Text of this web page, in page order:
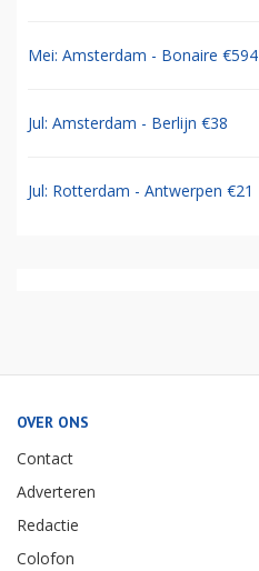
Mei: Amsterdam - Bonaire €594
Jul: Amsterdam - Berlijn €38
Jul: Rotterdam - Antwerpen €21
OVER ONS
Contact
Adverteren
Redactie
Colofon